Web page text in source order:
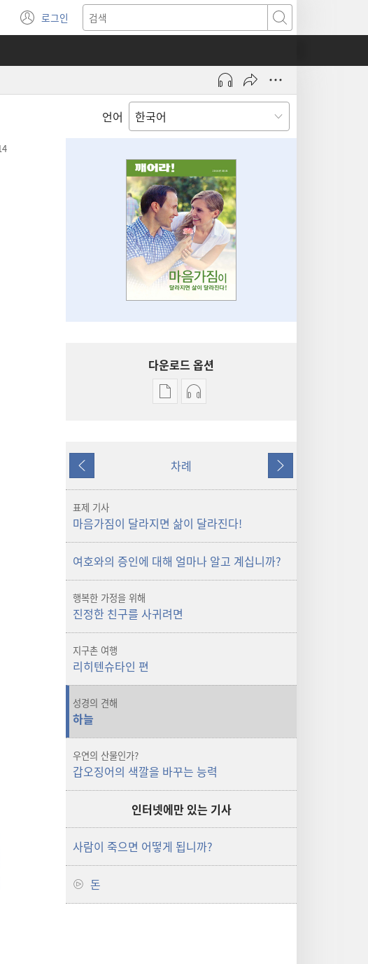
로그인
(새로운
창
검색
언어
다운로드 옵션
출판물
마음가짐이
달라지면
달라진다!
오디오
달라지면
달라진다!
이전 차례 다음
표제 기사
마음가짐이 달라지면 삶이 달라진다!
여호와의 증인에 대해 얼마나 알고 계십니까?
행복한 가정을 위해
진정한 친구를 사귀려면
지구촌 여행
리히텐슈타인 편
성경의 견해
하늘
우연의 산물인가?
갑오징어의 색깔을 바꾸는 능력
인터넷에만 있는 기사
사람이 죽으면 어떻게 됩니까?
돈